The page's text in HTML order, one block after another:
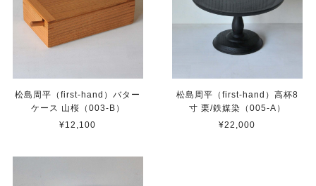
松島周平（first-hand）バター
ケース 山桜（003-B）
¥12,100
松島周平（first-hand）高杯8
寸 栗/鉄媒染（005-A）
¥22,000